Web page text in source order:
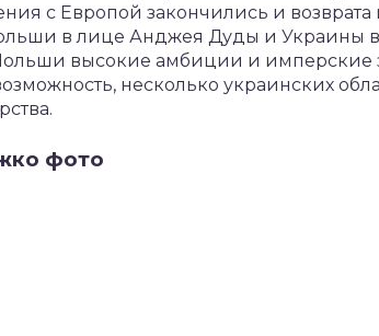
с Европой закончились и
в лице Анджея Дуды и Украины в
Польши высокие амбиции и имперские
несколько украинских
фото